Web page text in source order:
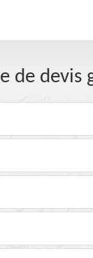
de devis